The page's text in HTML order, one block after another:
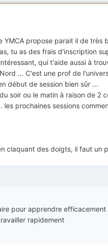
propose parait il de très
tu as des frais d'inscription
qui t'aide aussi à
... C'est une prof de
début de session bien sûr ...
soir ou le matin à raison de 2
les prochaines sessions
claquant des doigts, il faut un
pour apprendre efficacement
rapidement